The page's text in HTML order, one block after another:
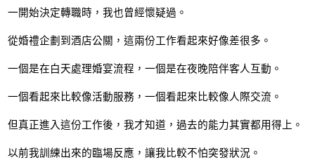
一開始決定轉職時，我也曾經懷疑過。
從婚禮企劃到酒店公關，這兩份工作看起來好像差很多。
一個是在白天處理婚宴流程，一個是在夜晚陪伴客人互動。
一個看起來比較像活動服務，一個看起來比較像人際交流。
但真正進入這份工作後，我才知道，過去的能力其實都用得上。
以前我訓練出來的臨場反應，讓我比較不怕突發狀況。